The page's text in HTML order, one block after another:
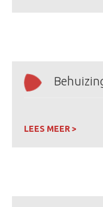
LEES MEER >